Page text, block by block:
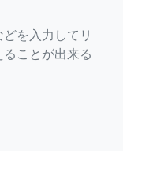
を入力してリ
ことが出来る